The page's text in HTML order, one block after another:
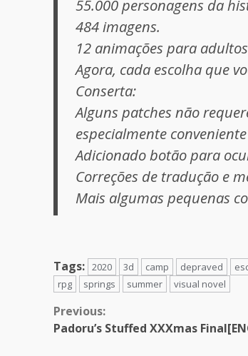
55.000 personagens da
484 imagens.
12 animações para
Agora, cada escolha que
Conserta:
Alguns patches não
especialmente
Adicionado botão para
Correções de tradução e
Mais algumas pequenas
Tags: 2020 3d camp depraved
rpg
springs summer visual novel
Continue
Previous:
Padoru’s Stuffed XXXmas